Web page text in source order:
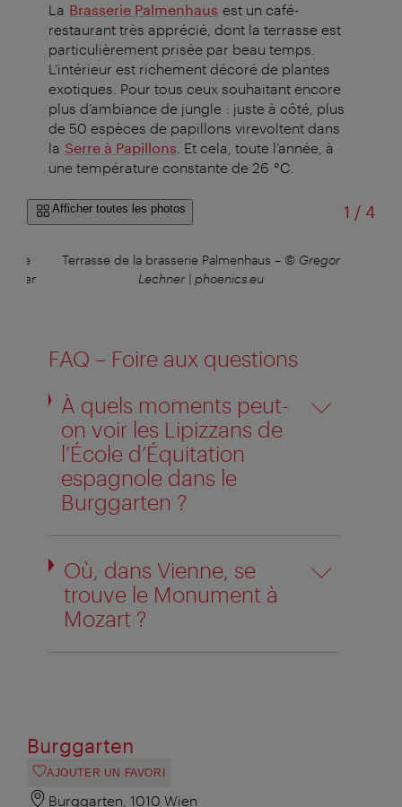
La Brasserie Palmenhaus est un café-
restaurant très apprécié, dont la terrasse est
particulièrement prisée par beau temps.
L’intérieur est richement décoré de plantes
exotiques. Pour tous ceux souhaitant encore
plus d’ambiance de jungle : juste à côté, plus
de 50 espèces de papillons virevoltent dans
la Serre à Papillons . Et cela, toute l’année, à
une température constante de 26 °C.
Afficher toutes les photos 1 /sur
4
de
Terrasse de la brasserie Palmenhaus – © Gregor
Lechner | phoenics.eu
FAQ – Foire aux questions
À quels moments peut-
on voir les Lipizzans de
l’École d’Équitation
espagnole dans le
Burggarten ?
Où, dans Vienne, se
trouve le Monument à
Mozart ?
Burggarten
AJOUTER UN FAVORI
Burggarten, 1010 Wien